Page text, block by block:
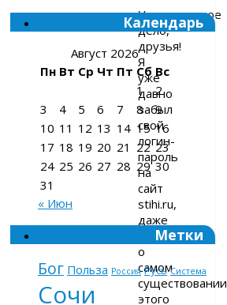
Удивительное
дело,
друзья!
Я
уже
давно
забыл
свой
логин-
пароль
на
сайт
stihi.ru,
даже
забыл
о
самом
существовании
этого
Календарь
Август 2026
Пн Вт Ср Чт Пт Сб Вс
1
2
3
4 5 6 7 8
9
10 11 12 13 14 15 16
17 18 19 20 21 22 23
24 25 26 27 28 29 30
31
« Июн
Метки
Бог Польза Россия Русь Система
Сочи